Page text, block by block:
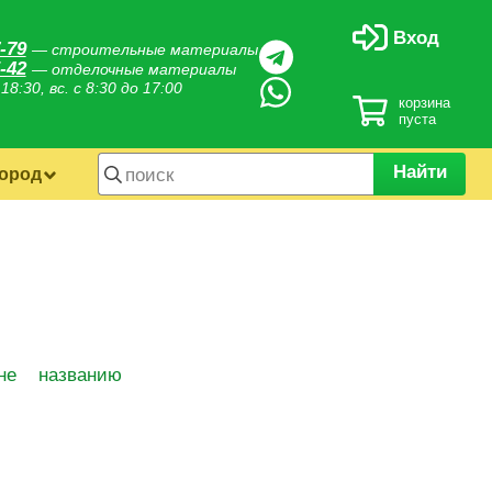
79 — строительные материалы
42 — отделочные материалы
вс. с 8:30 до 17:00
Вход
корзина
пуста
Найти
названию